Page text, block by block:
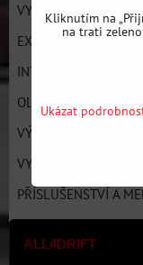
VYZTUŽENÍ KAROSERIE
EXTERIÉR /
INTERIÉR
OLEJE A NÁPLNĚ
VÝBAVA JEZDCE
VYBAVENÍ DÍLNY
PŘÍSLUŠENSTVÍ A
ALL4DRIFT
Kliknutím na
na trati
Ukázat